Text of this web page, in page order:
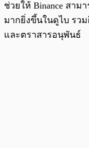
ช่วยให้ Binance สาม
มากยิ่งขึ้นในดูไบ รว
และตราสารอนุพันธ์